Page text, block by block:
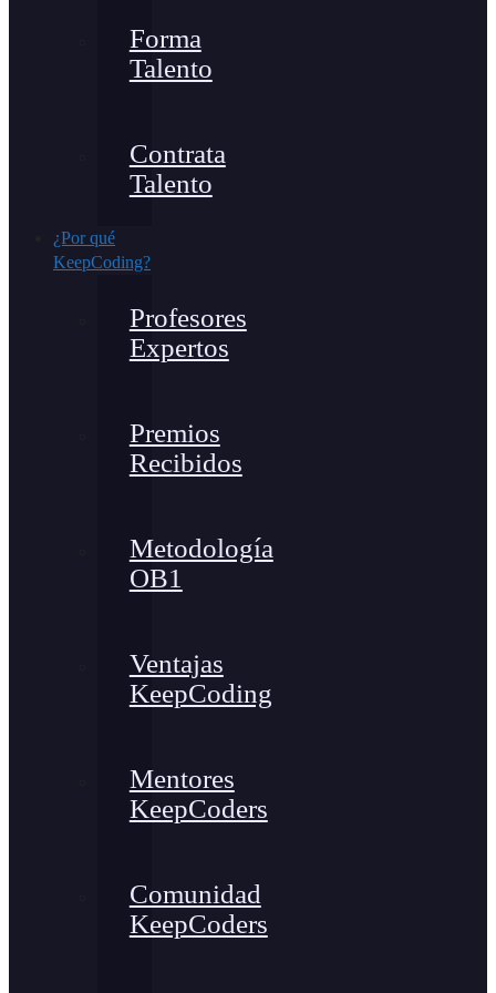
Forma
Talento
Contrata
Talento
¿Por qué
KeepCoding?
Profesores
Expertos
Premios
Recibidos
Metodología
OB1
Ventajas
KeepCoding
Mentores
KeepCoders
Comunidad
KeepCoders